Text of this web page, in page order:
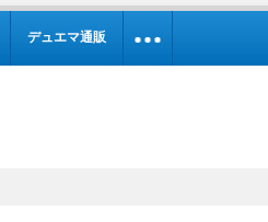
デュエマ通販